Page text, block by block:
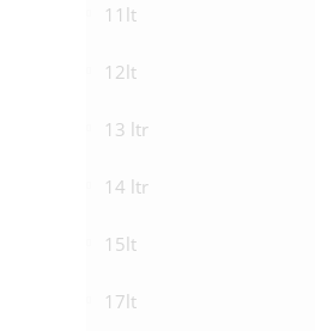
11lt
12lt
13 ltr
14 ltr
15lt
17lt